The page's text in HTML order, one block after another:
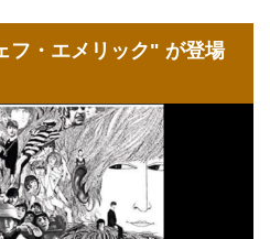
・エメリック" が登場